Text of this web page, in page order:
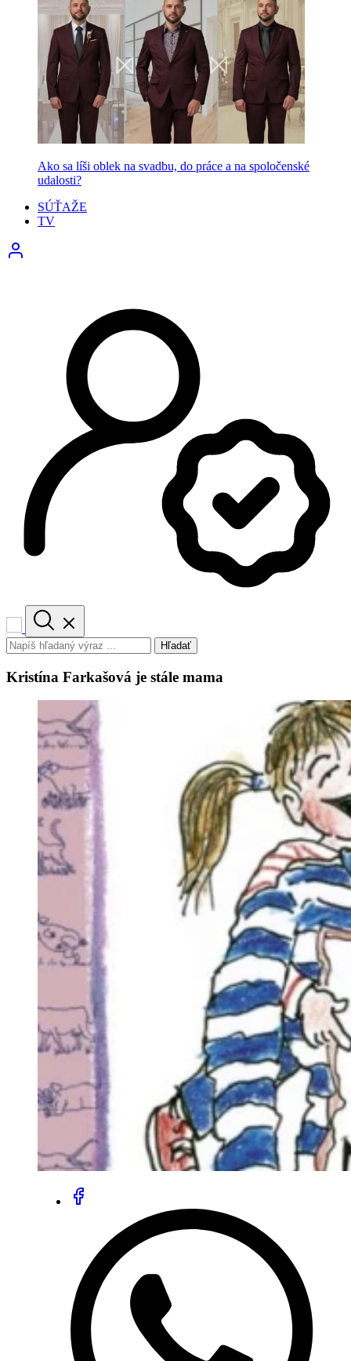
Ako sa líši oblek na svadbu, do práce a na spoločenské
udalosti?
SÚŤAŽE
TV
Hľadať
Kristína Farkašová je stále mama